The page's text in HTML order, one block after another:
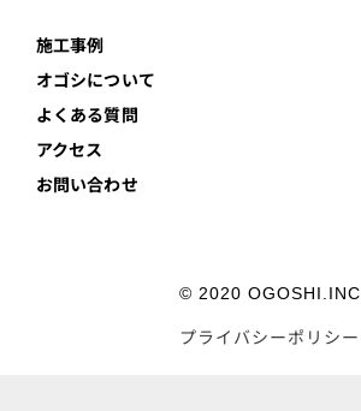
施工事例
オゴシについて
よくある質問
アクセス
お問い合わせ
© 2020 OGOSHI.INC
プライバシーポリシー